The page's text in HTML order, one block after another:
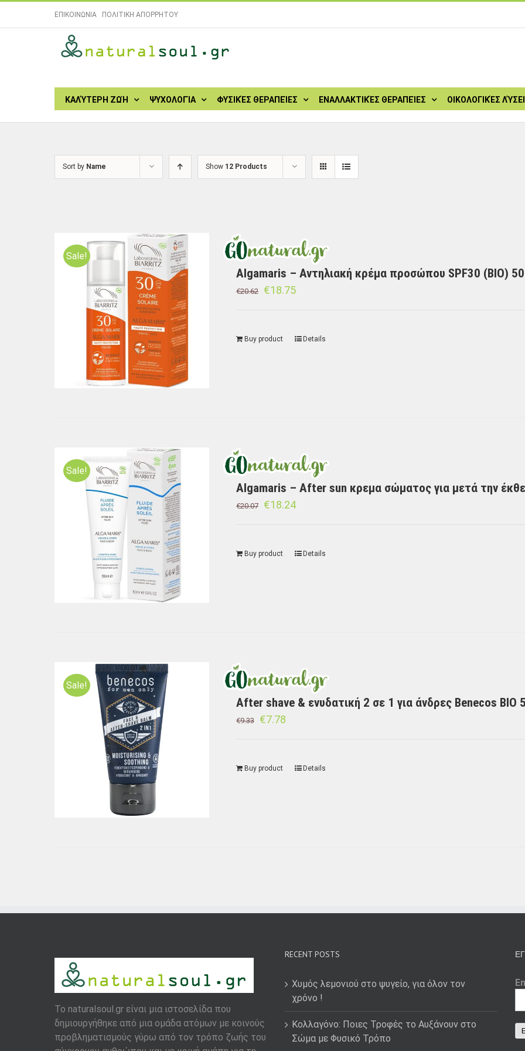
ΕΠΙΚΟΙΝΩΝΙΑ| ΠΟΛΙΤΙΚΗ ΑΠΟΡΡΗΤΟΥ
for:
ΚΑΛΎΤΕΡΗ ΖΩΉ ΨΥΧΟΛΟΓΊΑ ΦΥΣΙΚΈΣ ΘΕΡΑΠΕΊΕΣ ΕΝΑΛΛΑΚΤΙΚΈΣ ΘΕΡΑΠΕΊΕΣ ΟΙΚΟΛΟΓΙΚΈΣ
Sort by Name Show 12 Products
Sale!
Algamaris – Αντηλιακή κρέμα προσώπου SPF30 (BIO)
€20.62 €18.75
Buy product Details
Sale!
Algamaris – After sun κρεμα σώματος για μετά την
€20.07 €18.24
Buy product Details
Sale!
After shave & ενυδατική 2 σε 1 για άνδρες Benecos BIO
€9.33 €7.78
Buy product Details
To naturalsoul.gr είναι μια ιστοσελίδα που
δημιουργήθηκε από μια ομάδα ατόμων με κοινούς
προβληματισμούς γύρω από τον τρόπο ζωής του
RECENT POSTS
Χυμός λεμονιού στο ψυγείο, για όλον τον
χρόνο !
Κολλαγόνο: Ποιες Τροφές το Αυξάνουν στο
Σώμα με Φυσικό Τρόπο